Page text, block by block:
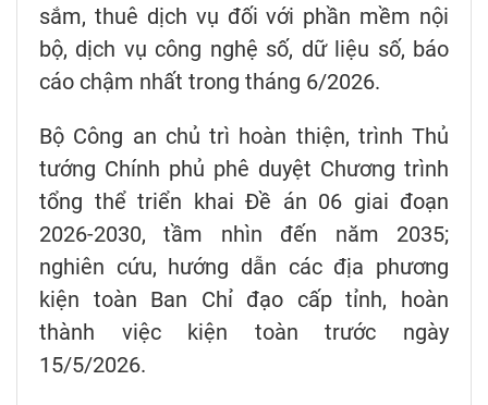
sắm, thuê dịch vụ đối với phần mềm nội
bộ, dịch vụ công nghệ số, dữ liệu số, báo
cáo chậm nhất trong tháng 6/2026.
Bộ Công an chủ trì hoàn thiện, trình Thủ
tướng Chính phủ phê duyệt Chương trình
tổng thể triển khai Đề án 06 giai đoạn
2026-2030, tầm nhìn đến năm 2035;
nghiên cứu, hướng dẫn các địa phương
kiện toàn Ban Chỉ đạo cấp tỉnh, hoàn
thành việc kiện toàn trước ngày
15/5/2026.